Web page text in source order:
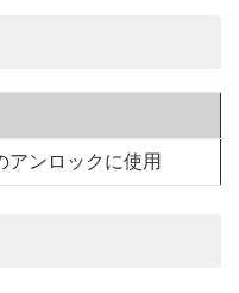
アンロックに使用